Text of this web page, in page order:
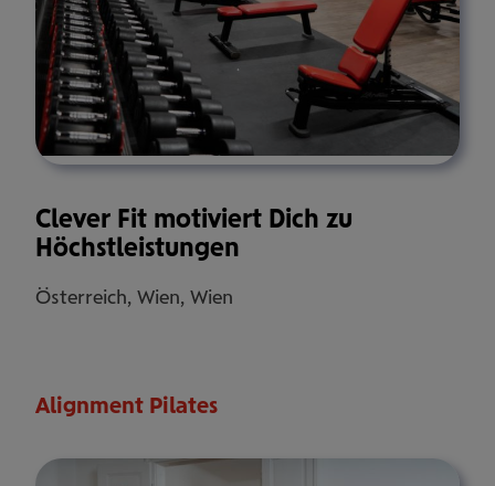
Clever Fit motiviert Dich zu
Höchstleistungen
Österreich, Wien, Wien
Alignment Pilates